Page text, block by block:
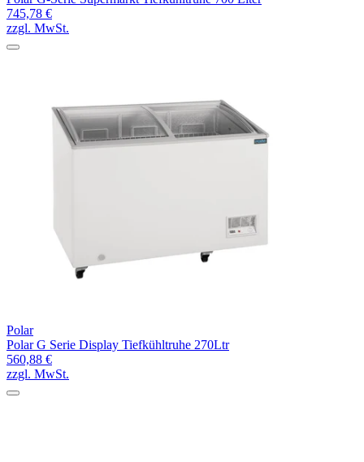
745,78 €
zzgl. MwSt.
Polar
Polar G Serie Display Tiefkühltruhe 270Ltr
560,88 €
zzgl. MwSt.